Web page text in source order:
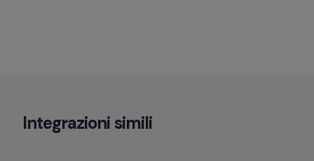
Integrazioni simili